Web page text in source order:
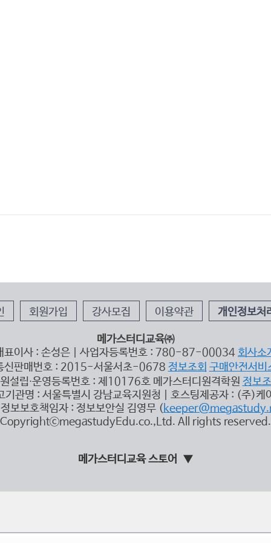
회원가입 강사모집 이용약관 개인정보처
메가스터디교육㈜
표이사 : 손성은 | 사업자등록번호 : 780-87-00034 회사소
신판매번호 : 2015-서울서초-0678 정보조회 구매안전서비
설립∙운영등록번호 : 제10176호 메가스터디원격학원 정보
기관명 : 서울특별시 강남교육지원청 | 호스팅제공자 : (주)케
보보호책임자 : 정보보안실 김영무 (
CopyrightⓒmegastudyEdu.co.,Ltd. All rights reserved.
메가스터디교육 스토어